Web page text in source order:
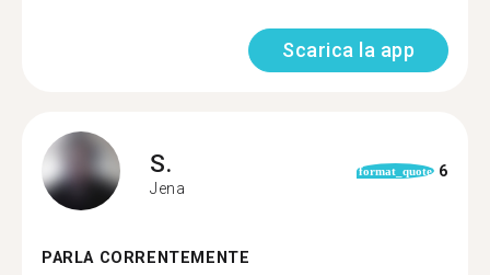
Scarica la app
S.
Jena
format_quote 6
PARLA CORRENTEMENTE